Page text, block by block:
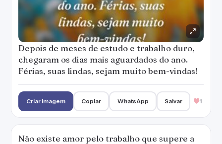
Depois de meses de estudo e trabalho duro,
chegaram os dias mais aguardados do ano.
Férias, suas lindas, sejam muito bem-vindas!
Criar imagem Copiar WhatsApp Salvar 1
Não existe amor pelo trabalho que supere a